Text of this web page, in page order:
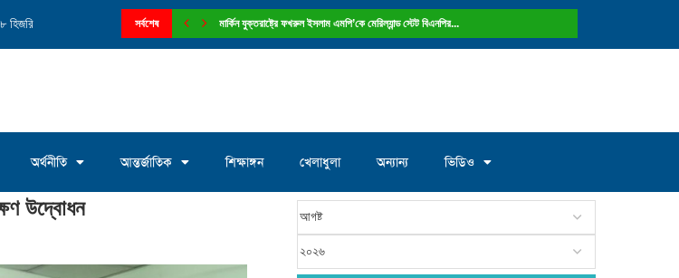
হিজরি সর্বশেষ মার্কিন যুক্তরাষ্ট্রে ফখরুল ইসলাম এমপি’কে মেরিল্যান্ড স্টেট বিএনপির...
অর্থনীতি আন্তর্জাতিক শিক্ষাঙ্গন খেলাধুলা অন্যান্য ভিডিও
উদ্বোধন